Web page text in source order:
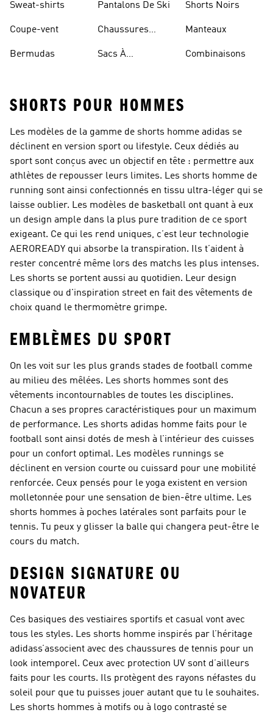
Sweat-shirts
Coupe-vent
Bermudas
Pantalons De Ski
Chaussures
Sacs À
Shorts Noirs
Manteaux
Combinaisons
SHORTS POUR HOMMES
Les modèles de la gamme de shorts homme adidas se
déclinent en version sport ou lifestyle. Ceux dédiés au
sport sont conçus avec un objectif en tête : permettre aux
athlètes de repousser leurs limites. Les shorts homme de
running sont ainsi confectionnés en tissu ultra-léger qui se
laisse oublier. Les modèles de basketball ont quant à eux
un design ample dans la plus pure tradition de ce sport
exigeant. Ce qui les rend uniques, c’est leur technologie
AEROREADY qui absorbe la transpiration. Ils t’aident à
rester concentré même lors des matchs les plus intenses.
Les shorts se portent aussi au quotidien. Leur design
classique ou d'inspiration street en fait des vêtements de
choix quand le thermomètre grimpe.
EMBLÈMES DU SPORT
On les voit sur les plus grands stades de football comme
au milieu des mêlées. Les shorts hommes sont des
vêtements incontournables de toutes les disciplines.
Chacun a ses propres caractéristiques pour un maximum
de performance. Les shorts adidas homme faits pour le
football sont ainsi dotés de mesh à l’intérieur des cuisses
pour un confort optimal. Les modèles runnings se
déclinent en version courte ou cuissard pour une mobilité
renforcée. Ceux pensés pour le yoga existent en version
molletonnée pour une sensation de bien-être ultime. Les
shorts hommes à poches latérales sont parfaits pour le
tennis. Tu peux y glisser la balle qui changera peut-être le
cours du match.
DESIGN SIGNATURE OU
NOVATEUR
Ces basiques des vestiaires sportifs et casual vont avec
tous les styles. Les shorts homme inspirés par l’héritage
adidass’associent avec des chaussures de tennis pour un
look intemporel. Ceux avec protection UV sont d’ailleurs
faits pour les courts. Ils protègent des rayons néfastes du
soleil pour que tu puisses jouer autant que tu le souhaites.
Les shorts hommes à motifs ou à logo contrasté se